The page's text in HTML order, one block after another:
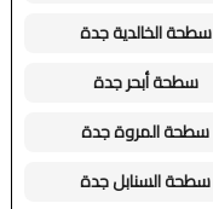
سطحة الخالدية جدة
سطحة أبحر جدة
سطحة المروة جدة
سطحة السنابل جدة